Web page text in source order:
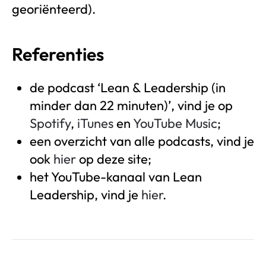
georiënteerd).
Referenties
de podcast ‘Lean & Leadership (in
minder dan 22 minuten)’, vind je op
Spotify, iTunesen YouTube Music;
een overzicht van alle podcasts, vind je
ook hierop deze site;
het YouTube-kanaal van Lean
Leadership, vind je hier.